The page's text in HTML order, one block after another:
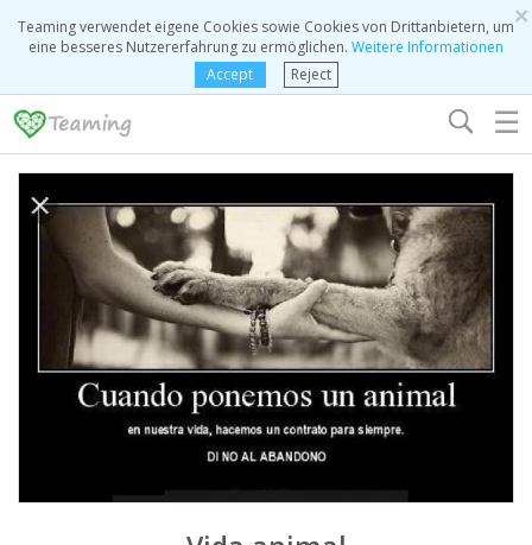
×
Teaming verwendet eigene Cookies sowie Cookies von Drittanbietern, um
eine besseres Nutzererfahrung zu ermöglichen. Weitere Informationen
Accept
Reject
☰